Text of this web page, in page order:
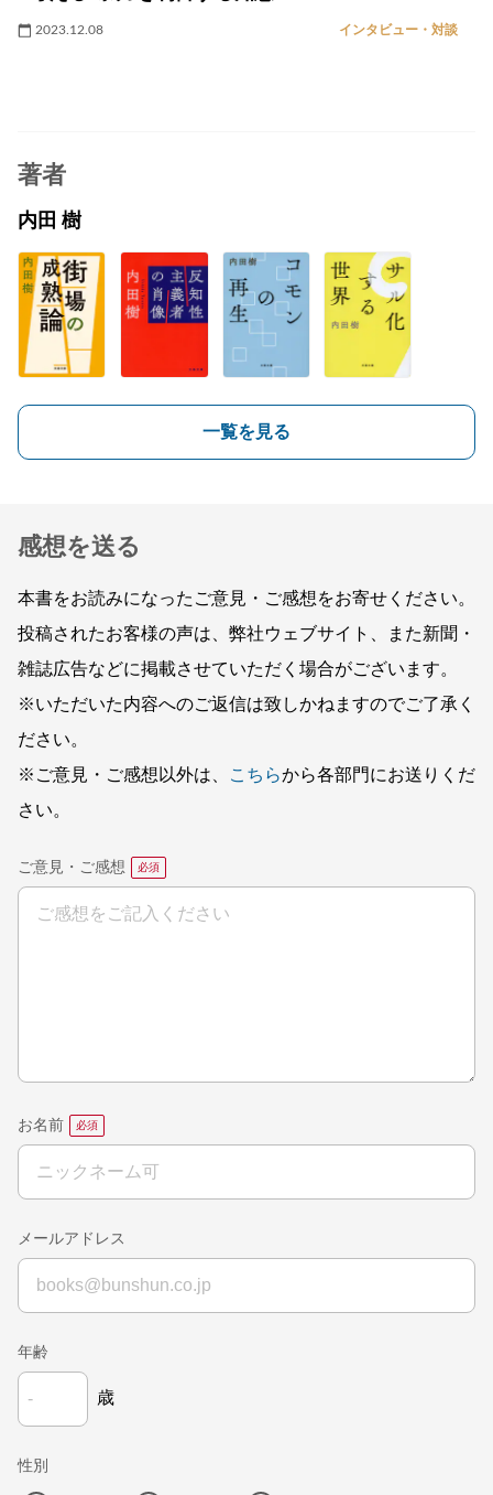
2023.12.08 インタビュー・対談
著者
内田 樹
一覧を見る
感想を送る
本書をお読みになったご意見・ご感想をお寄せください。
投稿されたお客様の声は、弊社ウェブサイト、また新聞・
雑誌広告などに掲載させていただく場合がございます。
※いただいた内容へのご返信は致しかねますのでご了承く
ださい。
※ご意見・ご感想以外は、
こちらから各部門にお送りくだ
さい。
ご意見・ご感想
お名前
メールアドレス
年齢
歳
性別